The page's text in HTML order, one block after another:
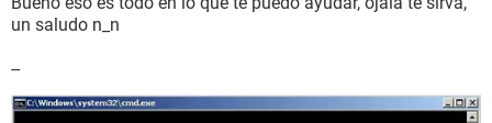
un saludo n_n
--